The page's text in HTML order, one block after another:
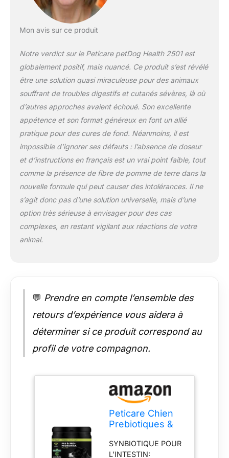
intestin équilibré est
petDog Health 2501
aide à créer un
environnement
intestinal favorable
DE POMME DE
TERRE & FIBRE DE
RIZ ≠ POMME DE
TERRE/RIZ:
pomme de terre ou
riz = risque d’allergie
». Ici, il s’agit de
sources de fibres
alimentaires pour
Développé et produit
standards modernes,
vegan, sans gluten,
lot est contrôlé de
Mon avis sur ce produit
Notre verdict sur le Peticare petDog Health 2501 est
globalement positif, mais nuancé. Ce produit s’est révélé
être une solution quasi miraculeuse pour des animaux
souffrant de troubles digestifs et cutanés sévères, là où
d’autres approches avaient échoué. Son excellente
appétence et son format généreux en font un allié
pratique pour des cures de fond. Néanmoins, il est
impossible d’ignorer ses défauts : l’absence de doseur
et d’instructions en français est un vrai point faible, tout
comme la présence de fibre de pomme de terre dans la
nouvelle formule qui peut causer des intolérances. Il ne
s’agit donc pas d’une solution universelle, mais d’une
option très sérieuse à envisager pour des cas
complexes, en restant vigilant aux réactions de votre
animal.
💬 Prendre en compte l’ensemble des
retours d’expérience vous aidera à
déterminer si ce produit correspond au
profil de votre compagnon.
Peticare Chien
Prebiotiques &
système
SYNBIOTIQUE POUR
L’INTESTIN: